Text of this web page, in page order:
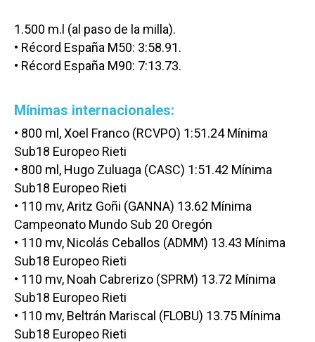
1.500 m.l (al paso de la milla).
• Récord España M50: 3:58.91.
• Récord España M90: 7:13.73.
Mínimas internacionales:
• 800 ml, Xoel Franco (RCVPO) 1:51.24 Mínima
Sub18 Europeo Rieti
• 800 ml, Hugo Zuluaga (CASC) 1:51.42 Mínima
Sub18 Europeo Rieti
• 110 mv, Aritz Goñi (GANNA) 13.62 Mínima
Campeonato Mundo Sub 20 Oregón
• 110 mv, Nicolás Ceballos (ADMM) 13.43 Mínima
Sub18 Europeo Rieti
• 110 mv, Noah Cabrerizo (SPRM) 13.72 Mínima
Sub18 Europeo Rieti
• 110 mv, Beltrán Mariscal (FLOBU) 13.75 Mínima
Sub18 Europeo Rieti